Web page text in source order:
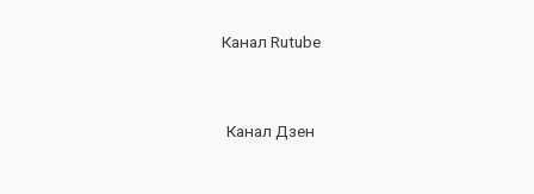
Канал Rutube
Канал Дзен